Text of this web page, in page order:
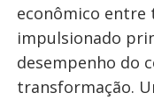
econômico entre
impulsionado
desempenho do
transformação.